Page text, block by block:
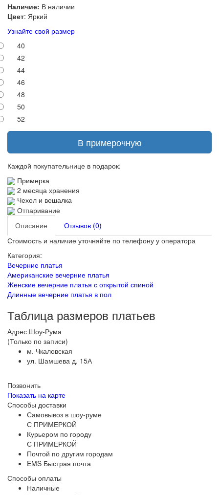
Наличие: В наличии
Цвет: Яркий
Узнайте свой размер
40
42
44
46
48
50
52
В примерочную
Каждой покупательнице в подарок:
Примерка
2 месяца хранения
Чехол и вешалка
Отпаривание
Описание
Отзывов (0)
Стоимость и наличие уточняйте по телефону у оператора
Категория:
Вечерние платья
Американские вечерние платья
Женские вечерние платья с открытой спиной
Длинные вечерние платья в пол
Таблица размеров платьев
Адрес Шоу-Рума
(Только по записи)
м. Чкаловская
ул. Шамшева д. 15А
Позвонить
Показать на карте
Способы доставки
Самовывоз в шоу-руме
С ПРИМЕРКОЙ
Курьером по городу
С ПРИМЕРКОЙ
Почтой по другим городам
EMS Быстрая почта
Способы оплаты
Наличные